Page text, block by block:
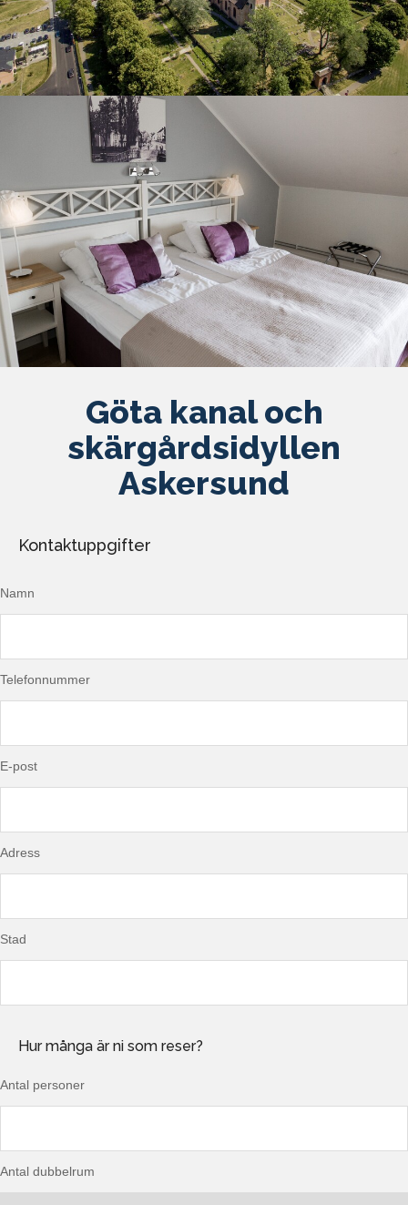
Göta kanal och
skärgårdsidyllen
Askersund
Kontaktuppgifter
Namn
Telefonnummer
E-post
Adress
Stad
Hur många är ni som reser?
Antal personer
Antal dubbelrum